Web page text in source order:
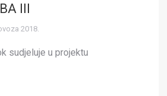
III
2018.
sudjeluje u projektu